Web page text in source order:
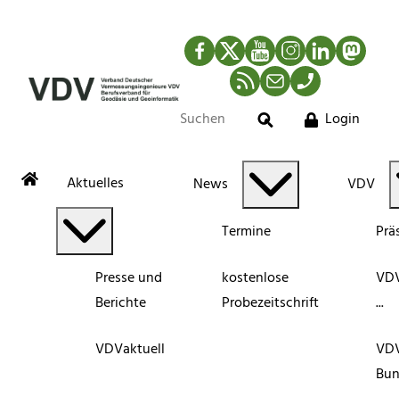
Facebook
TwitterYouTubeInstagram
LinkedIn
RSS-Newsfeed
MailTelefon
Suche
Login
Aktuelles
Presse und
Berichte
VDVaktuell
News
Termine
kostenlose
Probezeitschrift
VDV
...